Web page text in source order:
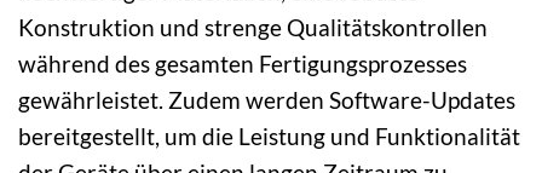
Konstruktion und strenge Qualitätskontrollen
während des gesamten Fertigungsprozesses
gewährleistet. Zudem werden Software-Updates
bereitgestellt, um die Leistung und Funktionalität